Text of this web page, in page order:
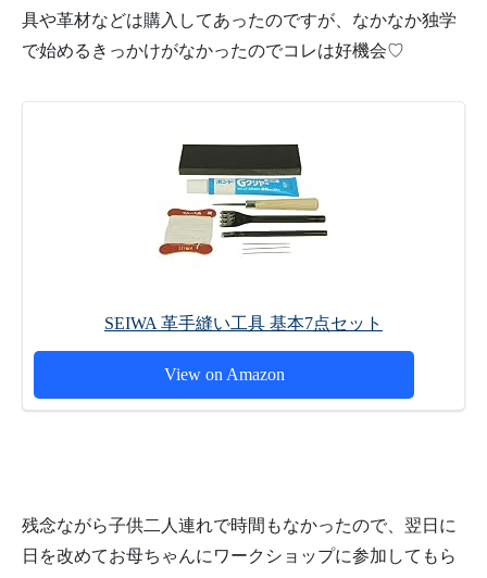
具や革材などは購入してあったのですが、なかなか独学
で始めるきっかけがなかったのでコレは好機会♡
SEIWA 革手縫い工具 基本7点セット
View on Amazon
残念ながら子供二人連れで時間もなかったので、翌日に
日を改めてお母ちゃんにワークショップに参加してもら